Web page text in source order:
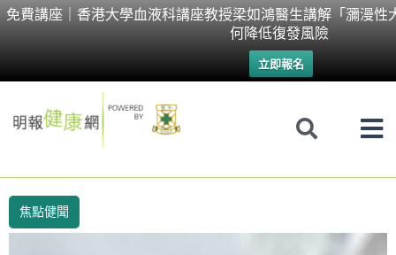
免費講座｜香港大學血液科講座教授梁如鴻醫生講解「瀰漫性
何降低復發風險
立即報名
Skip
焦點健聞